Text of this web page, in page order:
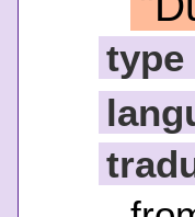
type